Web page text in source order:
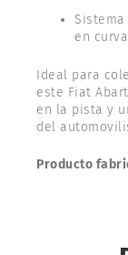
en
Ideal para
este Fiat
en la pista y
del
Producto